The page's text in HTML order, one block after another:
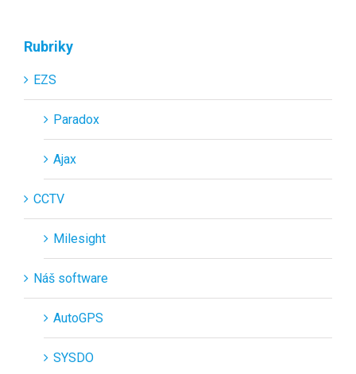
Rubriky
EZS
Paradox
Ajax
CCTV
Milesight
Náš software
AutoGPS
SYSDO